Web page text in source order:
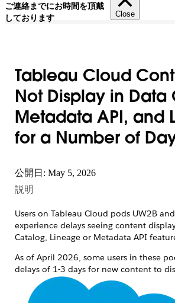
ご連絡までにお時間を頂戴
しております
Close
Tableau Cloud
Not Display in Data
Metadata API, and
for a Number of
公開日: May 5, 2026
説明
Users on Tableau Cloud pods UW2B
experience delays seeing content
Catalog, Lineage or Metadata API
As of April 2026, some users in these
delays of 1-3 days for new content to
and the Tableau dev team are aware of
working on resolving it.